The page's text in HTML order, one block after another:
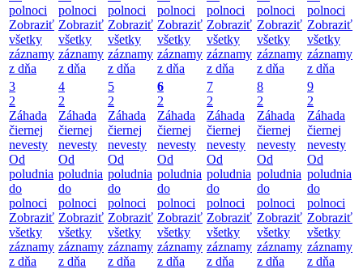
polnoci
Zobraziť
všetky
záznamy
z dňa
polnoci
Zobraziť
všetky
záznamy
z dňa
polnoci
Zobraziť
všetky
záznamy
z dňa
polnoci
Zobraziť
všetky
záznamy
z dňa
polnoci
Zobraziť
všetky
záznamy
z dňa
polnoci
Zobraziť
všetky
záznamy
z dňa
polnoci
Zobraziť
všetky
záznamy
z dňa
3
2
Záhada
čiernej
nevesty
Od
poludnia
do
polnoci
Zobraziť
všetky
záznamy
z dňa
4
2
Záhada
čiernej
nevesty
Od
poludnia
do
polnoci
Zobraziť
všetky
záznamy
z dňa
5
2
Záhada
čiernej
nevesty
Od
poludnia
do
polnoci
Zobraziť
všetky
záznamy
z dňa
6
2
Záhada
čiernej
nevesty
Od
poludnia
do
polnoci
Zobraziť
všetky
záznamy
z dňa
7
2
Záhada
čiernej
nevesty
Od
poludnia
do
polnoci
Zobraziť
všetky
záznamy
z dňa
8
2
Záhada
čiernej
nevesty
Od
poludnia
do
polnoci
Zobraziť
všetky
záznamy
z dňa
9
2
Záhada
čiernej
nevesty
Od
poludnia
do
polnoci
Zobraziť
všetky
záznamy
z dňa